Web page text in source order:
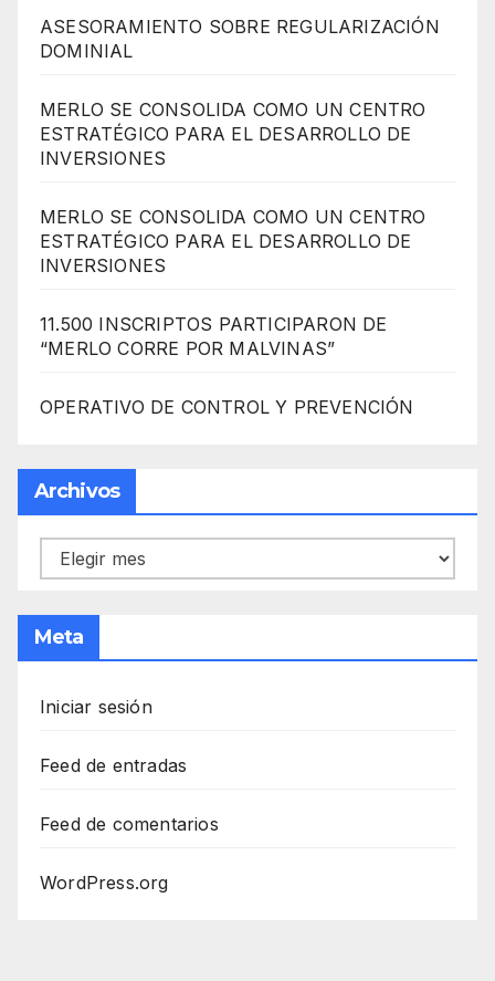
ASESORAMIENTO SOBRE REGULARIZACIÓN
DOMINIAL
MERLO SE CONSOLIDA COMO UN CENTRO
ESTRATÉGICO PARA EL DESARROLLO DE
INVERSIONES
MERLO SE CONSOLIDA COMO UN CENTRO
ESTRATÉGICO PARA EL DESARROLLO DE
INVERSIONES
11.500 INSCRIPTOS PARTICIPARON DE
“MERLO CORRE POR MALVINAS”
OPERATIVO DE CONTROL Y PREVENCIÓN
Archivos
Archivos
Meta
Iniciar sesión
Feed de entradas
Feed de comentarios
WordPress.org